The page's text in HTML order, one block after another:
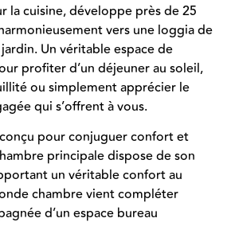
la cuisine, développe près de 25
vers une loggia de
Un véritable espace de
profiter d’un déjeuner au soleil,
ou simplement apprécier le
qui s’offrent à vous.
conçu pour conjuguer confort et
principale dispose de son
un véritable confort au
chambre vient compléter
d’un espace bureau